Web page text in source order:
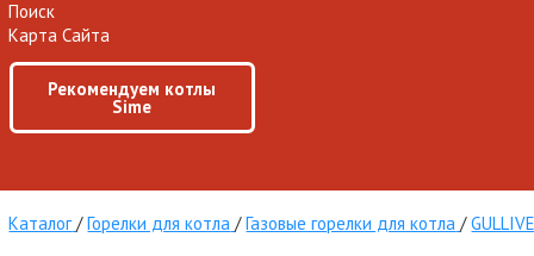
Поиск
Карта Сайта
Рекомендуем котлы
Sime
Каталог /Горелки для котла /Газовые горелки для котла /